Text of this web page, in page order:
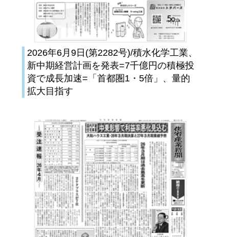
2026年6月9日(第2282号)/積水化学工業、
新中期経営計画を発表=7千億円の積極投
資で成長加速=「首都圏1・5倍」、量的
拡大目指す